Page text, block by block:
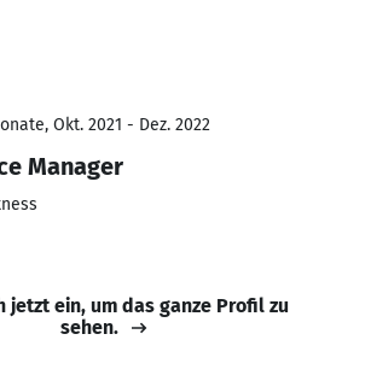
Okt. 2021 - Dez. 2022
Manager
jetzt ein, um das ganze Profil zu
sehen.